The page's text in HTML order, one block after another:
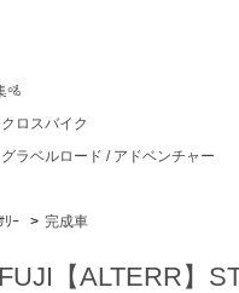
🚵
クロスバイク
グラベルロード / アドベンチャー
ﾘｰ > 完成車
【ALTERR】